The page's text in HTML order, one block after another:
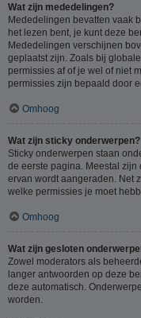
Wat zijn mededelingen?
Mededelingen bevatten vaak
het lezen bent, je kunt deze
Mededelingen verschijnen
geplaatst zijn. Zoals bij
permissies af of je wel of niet
permissies zijn bepaald door
Omhoog
Wat zijn sticky onderwerpen?
Sticky onderwerpen staan
de eerste pagina. Meestal
ervan wordt aangeraden. Net
welke permissies je moet
Omhoog
Wat zijn gesloten
Zowel moderators als
langer antwoorden op deze
deze automatisch.
worden.